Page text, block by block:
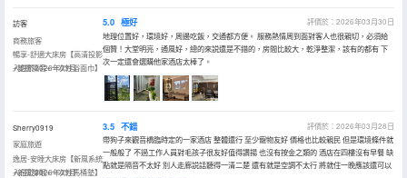
訪客
商務旅客
暢享-舒適大床房【高清投影
+雙層隔音+一次性浴面巾】
入住於2026年03月
5.0 極好
評價於：2026年03月30日
地理位置好，環境好，周邊吃飯，交通都方便。 服務熱情周到面對客人也很親切，必須給
個贊！大堂明亮，通風好，總的來説還是不錯的，房間比較大，乾淨整潔，該有的都有 下
次一定還會選購他家酒店太棒了。
Sherry0919
家庭旅遊
逸居-安睡大床房【新風系統
+新風醇眠+一次性馬桶墊】
入住於2026年03月
3.5 不錯
評價於：2026年03月28日
帶狗子來觀音橋臨時定的一家酒店 整體還行 至少寵物友好 價格也比較親民 但是環境條件就
一般般了 不過工作人員對毛孩子很友好值得讚揚 也沒有按金之類的 酒店在四樓沒有早餐 缺
點就是隔音不太好 別人走廊説話聽得一清二楚 還有就是空調不太行 將就住一晚應該還可以